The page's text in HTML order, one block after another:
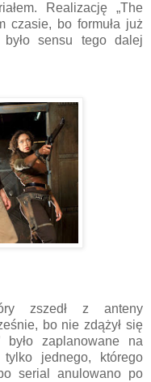
Realizację „The
czasie, bo formuła już
sensu tego dalej
zszedł z anteny
bo nie zdążył się
było zaplanowane na
jednego, którego
serial anulowano po